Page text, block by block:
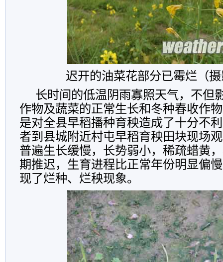
迟开的油菜花部分已霉烂（
长时间的低温阴雨寡照天气，不但
作物及蔬菜的正常生长和冬种春收作
是对全县早稻播种育秧造成了十分不
者到县城附近村屯早稻育秧田块现场
普遍生长缓慢，长势弱小，稀疏蜡黄
期推迟，生育进程比正常年份明显偏
现了烂种、烂秧现象。